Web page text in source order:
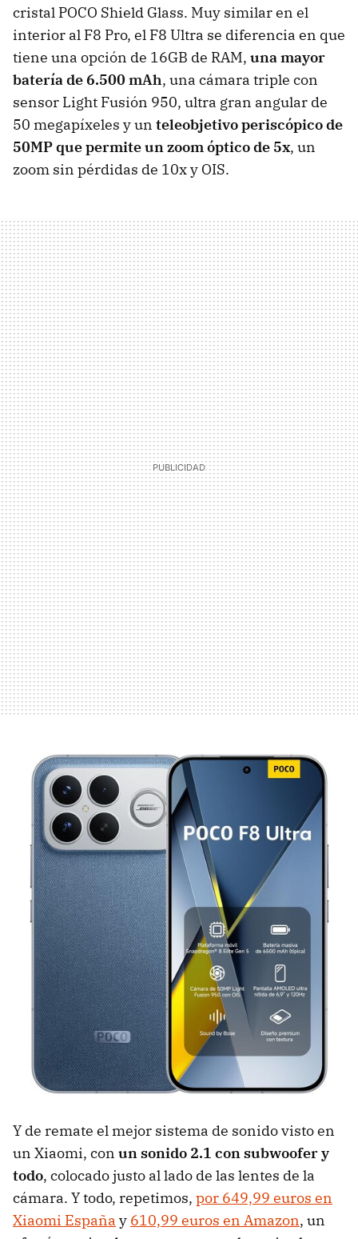
cristal POCO Shield Glass. Muy similar en el
interior al F8 Pro, el F8 Ultra se diferencia en que
tiene una opción de 16GB de RAM, una mayor
batería de 6.500 mAh, una cámara triple con
sensor Light Fusión 950, ultra gran angular de
50 megapíxeles y un teleobjetivo periscópico de
50MP que permite un zoom óptico de 5x, un
zoom sin pérdidas de 10x y OIS.
Y de remate el mejor sistema de sonido visto en
un Xiaomi, con un sonido 2.1 con subwoofer y
todo, colocado justo al lado de las lentes de la
cámara. Y todo, repetimos, por 649,99 euros en
Xiaomi España y 610,99 euros en Amazon, un